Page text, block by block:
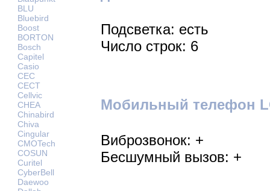
BLU
Bluebird
Boost
BORTON
Bosch
Capitel
Casio
CEC
CECT
Cellvic
CHEA
Chinabird
Chiva
Cingular
CMOTech
COSUN
Curitel
CyberBell
Daewoo
Подсветка: есть
Число строк: 6
Мобильный телефон
Виброзвонок: +
Бесшумный вызов: +